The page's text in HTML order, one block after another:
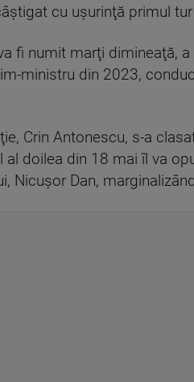
cu uşurinţă primul
fi numit marţi dimineaţă,
ministru din 2023,
Crin Antonescu, s-a
al doilea din 18 mai îl va
Nicuşor Dan,